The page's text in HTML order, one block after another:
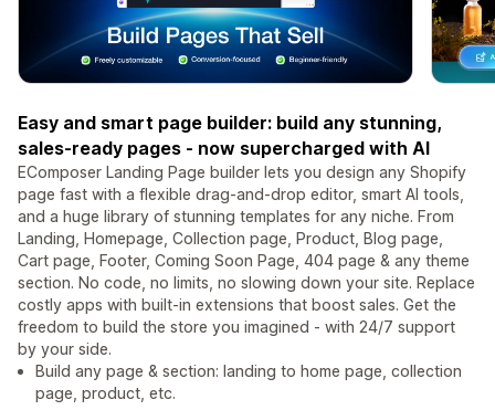
Easy and smart page builder: build any stunning,
sales-ready pages - now supercharged with AI
EComposer Landing Page builder lets you design any Shopify
page fast with a flexible drag-and-drop editor, smart AI tools,
and a huge library of stunning templates for any niche. From
Landing, Homepage, Collection page, Product, Blog page,
Cart page, Footer, Coming Soon Page, 404 page & any theme
section. No code, no limits, no slowing down your site. Replace
costly apps with built-in extensions that boost sales. Get the
freedom to build the store you imagined - with 24/7 support
by your side.
Build any page & section: landing to home page, collection
page, product, etc.